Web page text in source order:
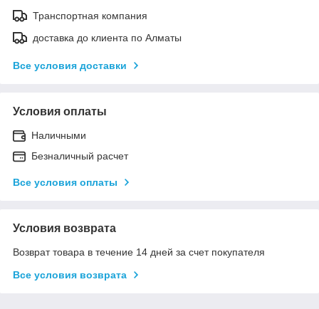
Транспортная компания
доставка до клиента по Алматы
Все условия доставки
Условия оплаты
Наличными
Безналичный расчет
Все условия оплаты
Условия возврата
Возврат товара в течение 14 дней за счет покупателя
Все условия возврата